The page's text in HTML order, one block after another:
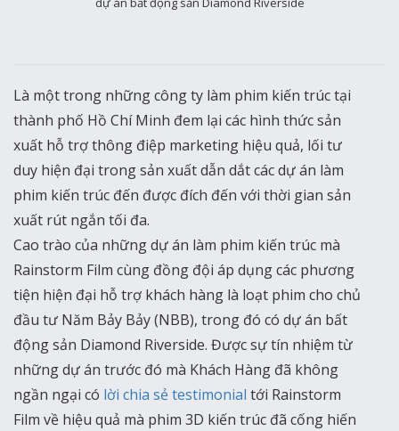
Là một trong những công ty làm phim kiến trúc tại
thành phố Hồ Chí Minh đem lại các hình thức sản
xuất hỗ trợ thông điệp marketing hiệu quả, lối tư
duy hiện đại trong sản xuất dẫn dắt các dự án làm
phim kiến trúc đến được đích đến với thời gian sản
xuất rút ngắn tối đa.
Cao trào của những dự án làm phim kiến trúc mà
Rainstorm Film cùng đồng đội áp dụng các phương
tiện hiện đại hỗ trợ khách hàng là loạt phim cho chủ
đầu tư Năm Bảy Bảy (NBB), trong đó có dự án bất
động sản Diamond Riverside. Được sự tín nhiệm từ
những dự án trước đó mà Khách Hàng đã không
ngần ngại có lời chia sẻ testimonial tới Rainstorm
Film về hiệu quả mà phim 3D kiến trúc đã cống hiến